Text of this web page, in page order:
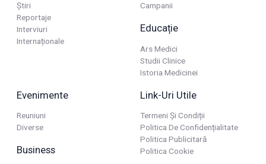
Știri
Reportaje
Interviuri
Internaționale
Campanii
Educație
Ars Medici
Studii Clinice
Istoria Medicinei
Evenimente
Reuniuni
Diverse
Business
Link-Uri Utile
Termeni Și Condiții
Politica De Confidențialitate
Politica Publicitară
Politica Cookie